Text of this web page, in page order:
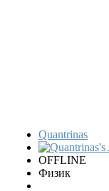
Quantrinas
OFFLINE
Физик